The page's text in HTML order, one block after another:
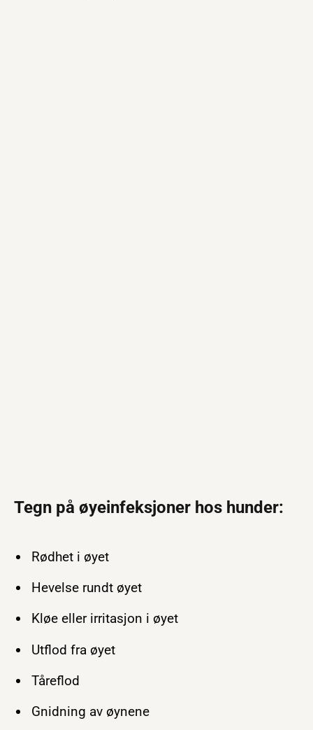
Tegn på øyeinfeksjoner hos hunder:
Rødhet i øyet
Hevelse rundt øyet
Kløe eller irritasjon i øyet
Utflod fra øyet
Tåreflod
Gnidning av øynene